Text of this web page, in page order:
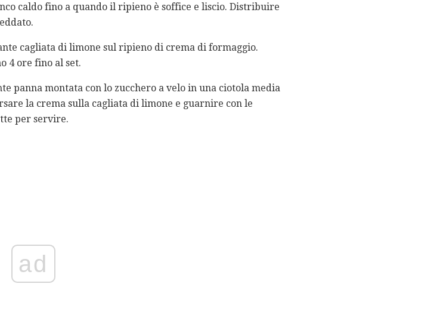
caldo fino a quando il ripieno è soffice e liscio. Distribuire
cagliata di limone sul ripieno di crema di formaggio.
4 ore fino al set.
panna montata con lo zucchero a velo in una ciotola media
la crema sulla cagliata di limone e guarnire con le
per servire.
ad